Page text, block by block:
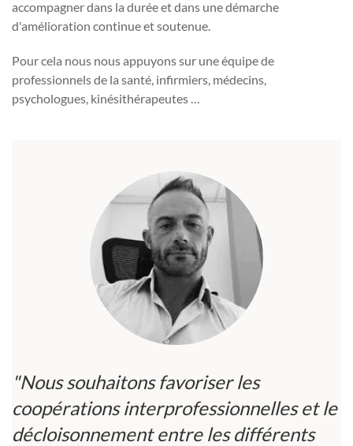
accompagner dans la durée et dans une démarche
d'amélioration continue et soutenue.
Pour cela nous nous appuyons sur une équipe de
professionnels de la santé, infirmiers, médecins,
psychologues, kinésithérapeutes …
"Nous souhaitons favoriser les
coopérations interprofessionnelles et le
décloisonnement entre les différents